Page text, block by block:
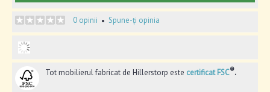
0 opinii • Spune-ți opinia
Tot mobilierul fabricat de Hillerstorp este certificat FSC®.